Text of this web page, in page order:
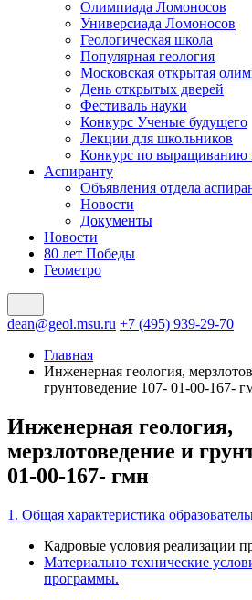
Олимпиада Ломоносов
Универсиада Ломоносов
Геологическая школа
Популярная геология
Московская открытая
День открытых дверей
Фестиваль науки
Конкурс Ученые будущего
Лекции для школьников
Конкурс по выращиванию
Аспиранту
Объявления отдела
Новости
Документы
Новости
80 лет Победы
Геометро
dean@geol.msu.ru +7 (495) 939-29-70
Главная
Инженерная геология,
грунтоведение 107- 01-00-167-
Инженерная геология,
мерзлотоведение и
01-00-167- гмн
1. Общая характеристика
Кадровые условия реализации
Материально технические
программы.